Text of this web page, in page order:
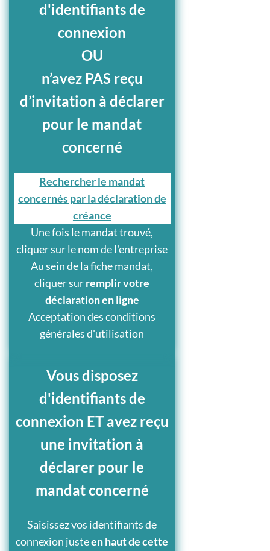
Vous disposez
d'identifiants de
connexion ET avez reçu
une invitation à
déclarer pour le
mandat concerné
Saisissez vos identifiants de
connexion justeen haut de cette
d'identifiants de
connexion
OU
n’avez PAS reçu
d’invitation à déclarer
pour le mandat
concerné
Rechercher le mandat
concernés par la déclaration de
créance
Une fois le mandat trouvé,
cliquer sur le nom de l'entreprise
Au sein de la fiche mandat,
cliquer surremplir votre
déclaration en ligne
Acceptation des conditions
générales d'utilisation